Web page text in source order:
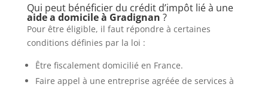
Qui peut bénéficier du crédit d’impôt lié à une
aide a domicile à Gradignan ?
Pour être éligible, il faut répondre à certaines
conditions définies par la loi :
Être fiscalement domicilié en France.
Faire appel à une entreprise agréée de services à